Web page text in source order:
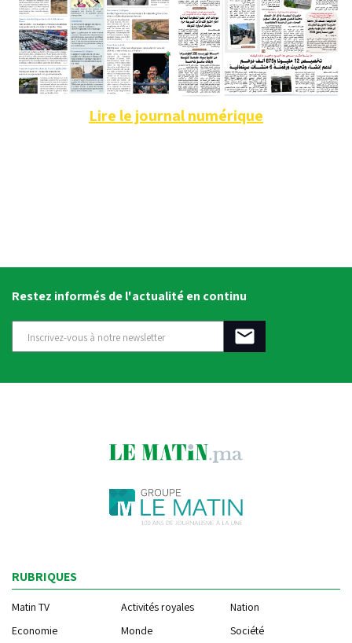
Lire le journal numérique
Restez informés de l'actualité en continu
RUBRIQUES
Matin TV Activités royales
Nation
Economie
Monde
Société